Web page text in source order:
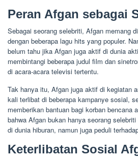
Peran Afgan sebagai
Sebagai seorang selebriti, Afgan memang
dengan beberapa lagu hits yang populer.
belum tahu jika Afgan juga aktif di dunia
membintangi beberapa judul film dan
di acara-acara televisi tertentu.
Tak hanya itu, Afgan juga aktif di kegiatan
kali terlibat di beberapa kampanye sosial,
memberikan bantuan bagi korban bencana
bahwa Afgan bukan hanya seorang
di dunia hiburan, namun juga peduli
Keterlibatan Sosial